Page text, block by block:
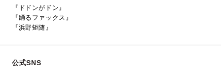
『ドドンがドン』
『踊るファックス』
『浜野矩随』
公式SNS